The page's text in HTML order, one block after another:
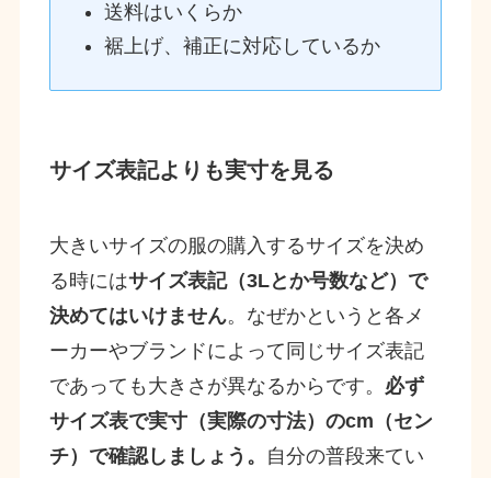
送料はいくらか
裾上げ、補正に対応しているか
サイズ表記よりも実寸を見る
大きいサイズの服の購入するサイズを決め
る時にはサイズ表記（3Lとか号数など）で
決めてはいけません。なぜかというと各メ
ーカーやブランドによって同じサイズ表記
であっても大きさが異なるからです。 必ず
サイズ表で実寸（実際の寸法）のcm（セン
チ）で確認しましょう。
自分の普段来てい